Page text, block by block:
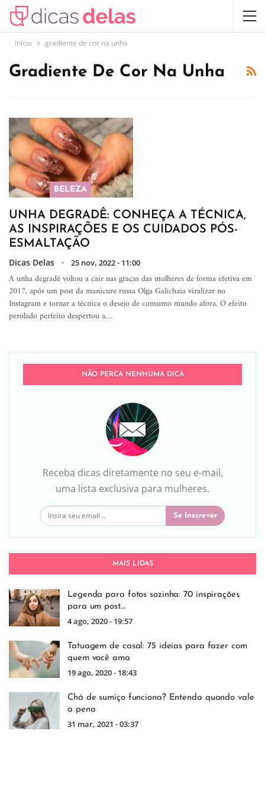
Início gradiente de cor na unha
Gradiente De Cor Na Unha
BELEZA
UNHA DEGRADÊ: CONHEÇA A TÉCNICA,
AS INSPIRAÇÕES E OS CUIDADOS PÓS-
ESMALTAÇÃO
Dicas Delas 25 nov, 2022 - 11:00
A unha degradê voltou a cair nas graças das mulheres de forma efetiva em
2017, após um post da manicure russa Olga Galichaia viralizar no
Instagram e tornar a técnica o desejo de consumo mundo afora. O efeito
perolado perfeito despertou a…
NÃO PERCA NENHUMA DICA
Receba dicas diretamente no seu e-mail,
uma lista exclusiva para mulheres.
Se Inscrever
MAIS LIDAS
Legenda para fotos sozinha: 70 inspirações
para um post…
4 ago, 2020 - 19:57
Tatuagem de casal: 75 ideias para fazer com
quem você ama
19 ago, 2020 - 18:43
Chá de sumiço funciona? Entenda quando vale
a pena
31 mar, 2021 - 03:37